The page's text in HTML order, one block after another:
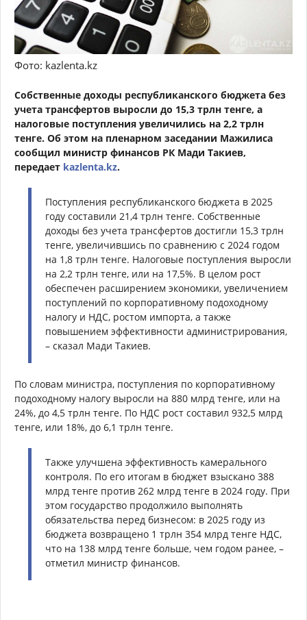
Фото: kazlenta.kz
Собственные доходы республиканского бюджета без
учета трансфертов выросли до 15,3 трлн тенге, а
налоговые поступления увеличились на 2,2 трлн
тенге. Об этом на пленарном заседании Мажилиса
сообщил министр финансов РК Мади Такиев,
передает kazlenta.kz.
Поступления республиканского бюджета в 2025
году составили 21,4 трлн тенге. Собственные
доходы без учета трансфертов достигли 15,3 трлн
тенге, увеличившись по сравнению с 2024 годом
на 1,8 трлн тенге. Налоговые поступления выросли
на 2,2 трлн тенге, или на 17,5%. В целом рост
обеспечен расширением экономики, увеличением
поступлений по корпоративному подоходному
налогу и НДС, ростом импорта, а также
повышением эффективности администрирования,
– сказал Мади Такиев.
По словам министра, поступления по корпоративному
подоходному налогу выросли на 880 млрд тенге, или на
24%, до 4,5 трлн тенге. По НДС рост составил 932,5 млрд
тенге, или 18%, до 6,1 трлн тенге.
Также улучшена эффективность камерального
контроля. По его итогам в бюджет взыскано 388
млрд тенге против 262 млрд тенге в 2024 году. При
этом государство продолжило выполнять
обязательства перед бизнесом: в 2025 году из
бюджета возвращено 1 трлн 354 млрд тенге НДС,
что на 138 млрд тенге больше, чем годом ранее, –
отметил министр финансов.